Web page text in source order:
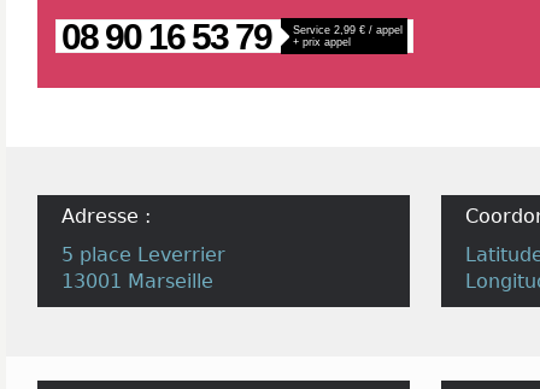
08 90 16 53 79
Service 2,99 € / appel
+ prix appel
Adresse :
5 place Leverrier
13001 Marseille